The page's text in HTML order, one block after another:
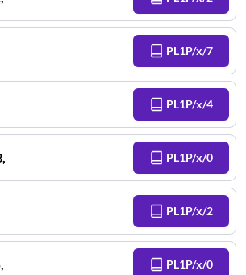
PL1P/x/7
PL1P/x/4
, PL1P/x/0
PL1P/x/2
, PL1P/x/0